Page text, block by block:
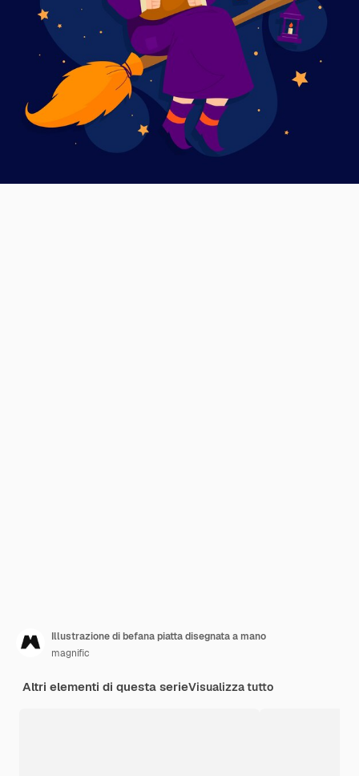
Illustrazione di befana piatta disegnata a mano
magnific
Altri elementi di questa serieVisualizza tutto